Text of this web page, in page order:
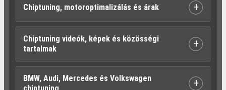
Chiptuning, motoroptimalizálás és árak +
Chiptuning videók, képek és közösségi
tartalmak
+
BMW, Audi, Mercedes és Volkswagen
chiptuning
+